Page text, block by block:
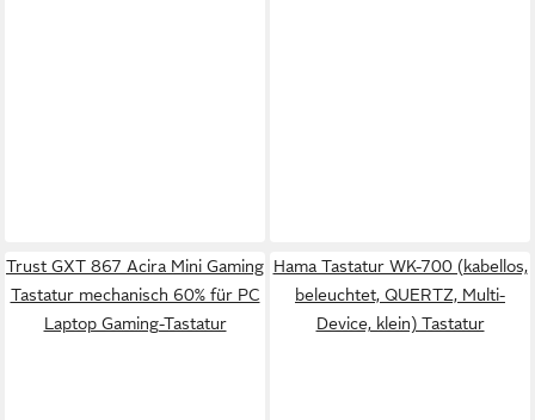
Trust GXT 867 Acira Mini Gaming
Tastatur mechanisch 60% für PC
Laptop Gaming-Tastatur
Hama Tastatur WK-700 (kabellos,
beleuchtet, QUERTZ, Multi-
Device, klein) Tastatur